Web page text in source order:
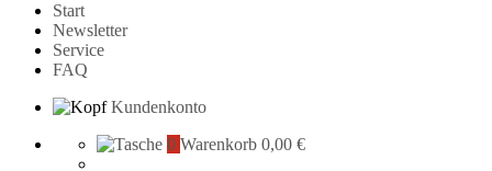
Start
Newsletter
Service
FAQ
Kundenkonto
0 Warenkorb 0,00 €